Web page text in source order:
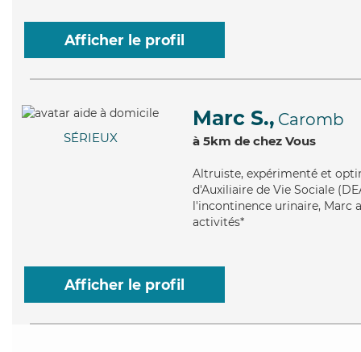
Afficher le profil
SÉRIEUX
Marc S., Caromb
à 5km de chez Vous
Altruiste, expérimenté et
d'Auxiliaire de Vie Sociale
l'incontinence urinaire, Marc
activités*
Afficher le profil